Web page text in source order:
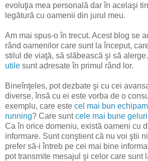
evoluţia mea personală dar în acelaşi
legătură cu oamenii din jurul meu.
Am mai spus-o în trecut. Acest blog se
rând oamenilor care sunt la început,
stilul de viaţă, să slăbească şi să
utile sunt adresate în primul rând lor.
Bineînţeles, pot dezbate şi cu cei
diverse, însă cu ei este vorba de o
exemplu, care este cel mai bun
running? Care suntcele mai bune
Ca în orice domeniu, există oameni cu
informare. Sunt conştient că nu voi ştii
prefer să-i întreb pe cei mai bine
pot transmite mesajul şi celor care sunt